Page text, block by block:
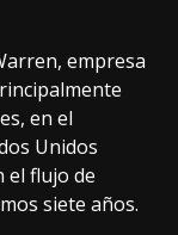
empresa
en el
Unidos
el flujo de
siete años.